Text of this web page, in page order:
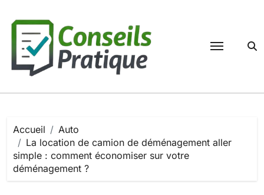
contenu
Accueil
Auto
La location de camion de déménagement aller
simple : comment économiser sur votre
déménagement ?